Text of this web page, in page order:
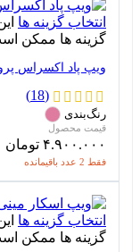
انتخاب گزینه ها
گزینه ها ممکن
ویپ پاد اکسراس
(18)
رنگ‌بندی
۴.۹۰۰.۰۰۰ تومان
فقط 2 عدد باقیمانده
انتخاب گزینه ها
گزینه ها ممکن